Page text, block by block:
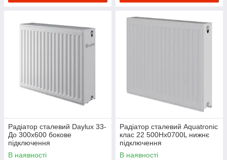
Радіатор сталевий Daylux 33-
До 300х600 бокове
підключення
В наявності
Радіатор сталевий Aquatronic
клас 22 500Hх0700L нижнє
підключення
В наявності